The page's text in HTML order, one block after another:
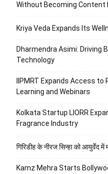
Without Becoming Content
Kriya Veda Expands Its
Dharmendra Asimi: Driving
Technology
IIPMRT Expands Access
Learning and Webinars
Kolkata Startup LIORR
Fragrance Industry
गिरिडीह के नीरज सिन्हा को आयुर्वेद में
Kamz Mehra Starts